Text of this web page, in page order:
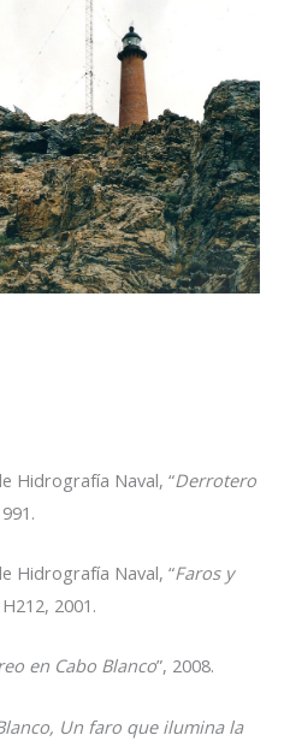
Hidrografía Naval, “Derrotero
Hidrografía Naval, “Faros y
2001.
en Cabo Blanco”, 2008.
Un faro que ilumina la